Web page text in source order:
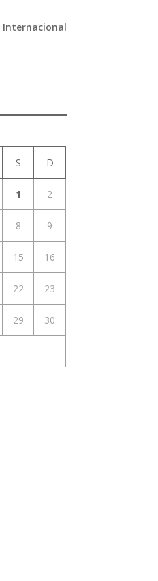
Internacional
S D
1 2
8 9
15 16
22 23
29 30